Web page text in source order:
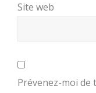
Site web
Prévenez-moi de